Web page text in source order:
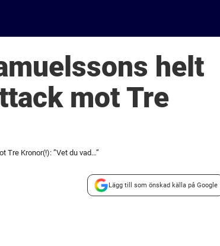
helt
mot Tre
Tre Kronor(!): ”Vet du vad…”
Lägg till som önskad källa på Google